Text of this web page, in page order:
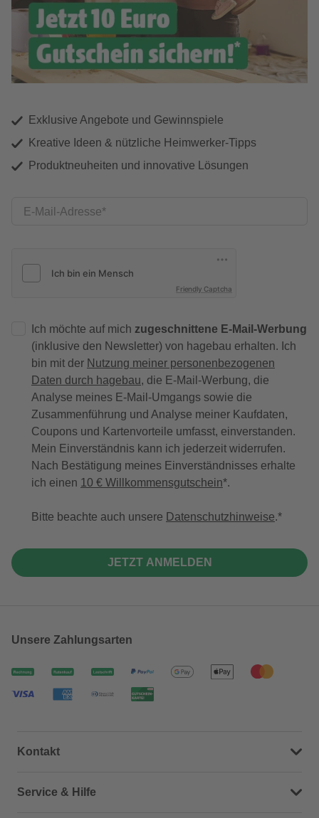
Exklusive Angebote und Gewinnspiele
Kreative Ideen & nützliche Heimwerker-Tipps
Produktneuheiten und innovative Lösungen
E-Mail-Adresse
Friendly Captcha
Ich möchte auf mich zugeschnittene E-Mail-Werbung
(inklusive den Newsletter) von hagebau erhalten. Ich
bin mit der Nutzung meiner personenbezogenen
Daten durch hagebau, die E-Mail-Werbung, die
Analyse meines E-Mail-Umgangs sowie die
Zusammenführung und Analyse meiner Kaufdaten,
Coupons und Kartenvorteile umfasst, einverstanden.
Mein Einverständnis kann ich jederzeit widerrufen.
Nach Bestätigung meines Einverständnisses erhalte
ich einen 10 € Willkommensgutschein*.
Bitte beachte auch unsere Datenschutzhinweise.
JETZT ANMELDEN
Unsere Zahlungsarten
Kontakt
Dein Kontakt zu uns
Service & Hilfe